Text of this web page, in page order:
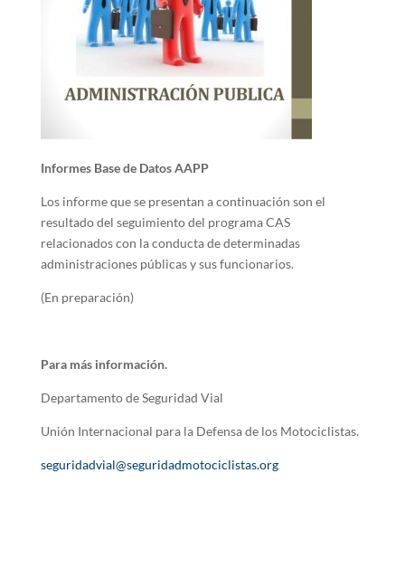
Informes Base de Datos AAPP
Los informe que se presentan a continuación son el
resultado del seguimiento del programa CAS
relacionados con la conducta de determinadas
administraciones públicas y sus funcionarios.
(En preparación)
Para más información.
Departamento de Seguridad Vial
Unión Internacional para la Defensa de los Motociclistas.
seguridadvial@seguridadmotociclistas.org